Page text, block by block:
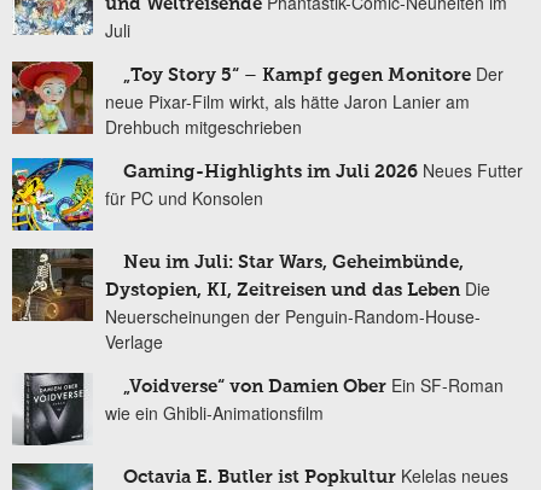
und Weltreisende
Juli
„Toy Story 5“ – Kampf gegen Monitore Der
neue Pixar-Film wirkt, als hätte Jaron Lanier am
Drehbuch mitgeschrieben
Gaming-Highlights im Juli 2026 Neues Futter
für PC und Konsolen
Neu im Juli: Star Wars, Geheimbünde,
Dystopien, KI, Zeitreisen und das Leben Die
Neuerscheinungen der Penguin-Random-House-
Verlage
„Voidverse“ von Damien Ober Ein SF-Roman
wie ein Ghibli-Animationsfilm
Octavia E. Butler ist Popkultur Kelelas neues